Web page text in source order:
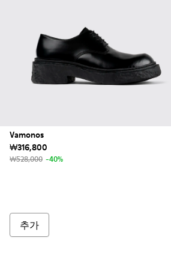
Vamonos
₩316,800
₩528,000 -40%
추가